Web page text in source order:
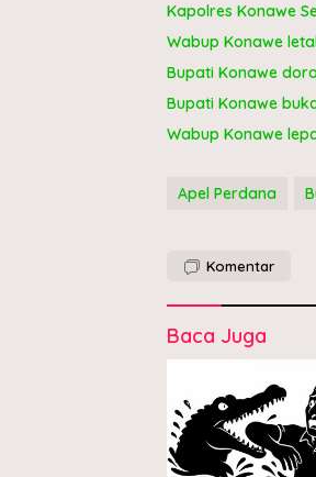
Kapolres Konawe
Wabup Konawe
Bupati Konawe
Bupati Konawe
Wabup Konawe
Apel Perdana
Komentar
Baca Juga